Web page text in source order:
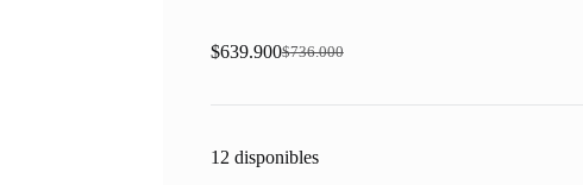
$736.000
Original
was:
$639.900Current
is:
12 disponibles